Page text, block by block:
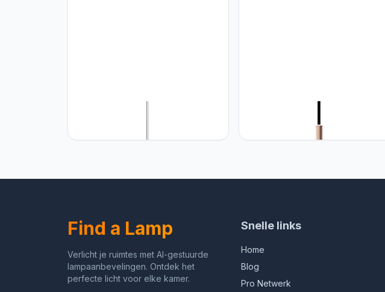
Cutting Hollow Out E27 Base Light
Base Hanglamp Creatieve Moderne
Verstelbare Metalen Kroonluchter
Find a Lamp
Verlicht je ruimtes met AI-gestuurde
lampaanbevelingen. Ontdek het
perfecte licht voor elke kamer.
Snelle links
Home
Blog
Pro Netwerk